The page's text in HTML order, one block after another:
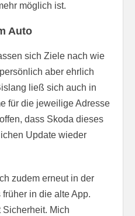
möglich ist.
Auto
sich Ziele nach wie
aber ehrlich
ließ sich auch in
für die jeweilige Adresse
dass Skoda dieses
Update wieder
zudem erneut in der
in die alte App.
Sicherheit. Mich